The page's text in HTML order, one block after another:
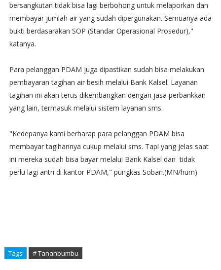
bersangkutan tidak bisa lagi berbohong untuk melaporkan dan
membayar jumlah air yang sudah dipergunakan. Semuanya ada
bukti berdasarakan SOP (Standar Operasional Prosedur),"
katanya.
Para pelanggan PDAM juga dipastikan sudah bisa melakukan
pembayaran tagihan air besih melalui Bank Kalsel. Layanan
tagihan ini akan terus dikembangkan dengan jasa perbankkan
yang lain, termasuk melalui sistem layanan sms.
"Kedepanya kami berharap para pelanggan PDAM bisa
membayar tagihannya cukup melalui sms. Tapi yang jelas saat
ini mereka sudah bisa bayar melalui Bank Kalsel dan tidak
perlu lagi antri di kantor PDAM," pungkas Sobari.(MN/hum)‬
Tags # Tanahbumbu